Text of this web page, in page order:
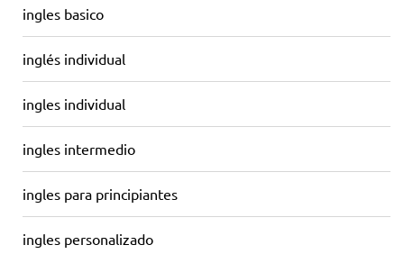
ingles basico
inglés individual
ingles individual
ingles intermedio
ingles para principiantes
ingles personalizado